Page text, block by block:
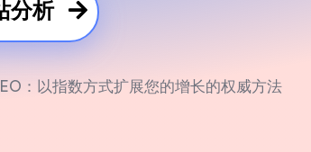
分析
：以指数方式扩展您的增长的权威方法